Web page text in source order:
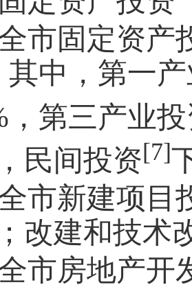
市固定资产
其中，第一
，第三产业
民间投资[7]
市新建项目
改建和技术
市房地产开